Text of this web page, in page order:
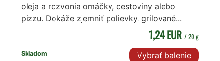
oleja a rozvonia omáčky, cestoviny alebo
pizzu. Dokáže zjemniť polievky, grilované...
Skladom
1,24 EUR / 20 g
Vybrať balenie